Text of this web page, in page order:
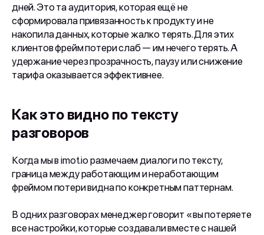
дней. Это та аудитория, которая ещё не
сформировала привязанность к продукту и не
накопила данных, которые жалко терять. Для этих
клиентов фрейм потери слаб — им нечего терять. А
удержание через прозрачность, паузу или снижение
тарифа оказывается эффективнее.
Как это видно по тексту
разговоров
Когда мы в imot.io размечаем диалоги по тексту,
граница между работающим и неработающим
фреймом потери видна по конкретным паттернам.
В одних разговорах менеджер говорит «вы потеряете
все настройки, которые создавали вместе с нашей